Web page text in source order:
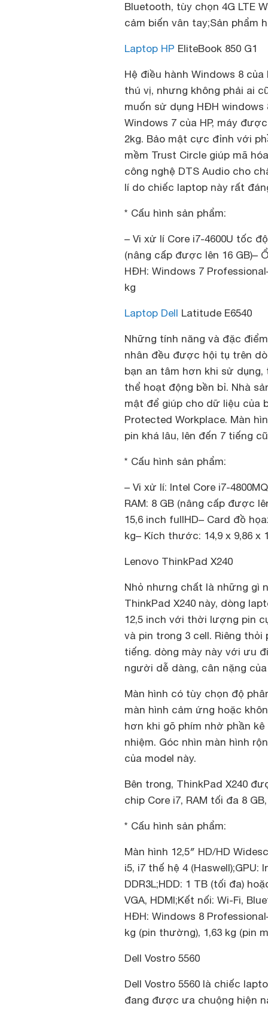
Bluetooth, tùy chọn 4G LTE
cảm biến vân tay;Sản phẩm
Laptop HP EliteBook 850 G1
Hệ điều hành Windows 8
thú vị, nhưng không phải ai
muốn sử dụng HĐH windows
Windows 7 của HP, máy
2kg. Bảo mật cực đỉnh với
mềm Trust Circle giúp mã
công nghệ DTS Audio cho
lí do chiếc laptop này rất
* Cấu hình sản phẩm:
– Vi xử lí Core i7-4600U tốc
(nâng cấp được lên 16 GB)–
HĐH: Windows 7
kg
Laptop Dell Latitude E6540
Những tính năng và đặc
nhân đều được hội tụ trên
bạn an tâm hơn khi sử
thể hoạt động bền bỉ. Nhà
mật để giúp cho dữ liệu của
Protected Workplace. Màn
pin khá lâu, lên đến 7 tiếng
* Cấu hình sản phẩm:
– Vi xử lí: Intel Core i7-
RAM: 8 GB (nâng cấp được
15,6 inch fullHD– Card đồ
kg– Kích thước: 14,9 x 9,86 x
Lenovo ThinkPad X240
Nhỏ nhưng chất là những gì
ThinkPad X240 này, dòng
12,5 inch với thời lượng pin
và pin trong 3 cell. Riêng
tiếng. dòng mày này với ưu
người dễ dàng, cân nặng của
Màn hình có tùy chọn độ
màn hình cảm ứng hoặc
hơn khi gõ phím nhờ phần
nhiệm. Góc nhìn màn hình
của model này.
Bên trong, ThinkPad X240
chip Core i7, RAM tối đa 8
* Cấu hình sản phẩm:
Màn hình 12,5″ HD/HD
i5, i7 thế hệ 4 (Haswell);GPU:
DDR3L;HDD: 1 TB (tối đa)
VGA, HDMI;Kết nối: Wi-Fi,
HĐH: Windows 8
kg (pin thường), 1,63 kg (pin
Dell Vostro 5560
Dell Vostro 5560 là chiếc
đang được ưa chuộng hiện